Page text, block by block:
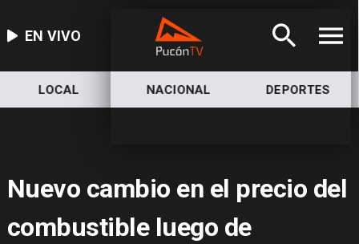
EN VIVO
LOCAL NACIONAL DEPORTES
Nuevo cambio en el precio del
combustible luego de